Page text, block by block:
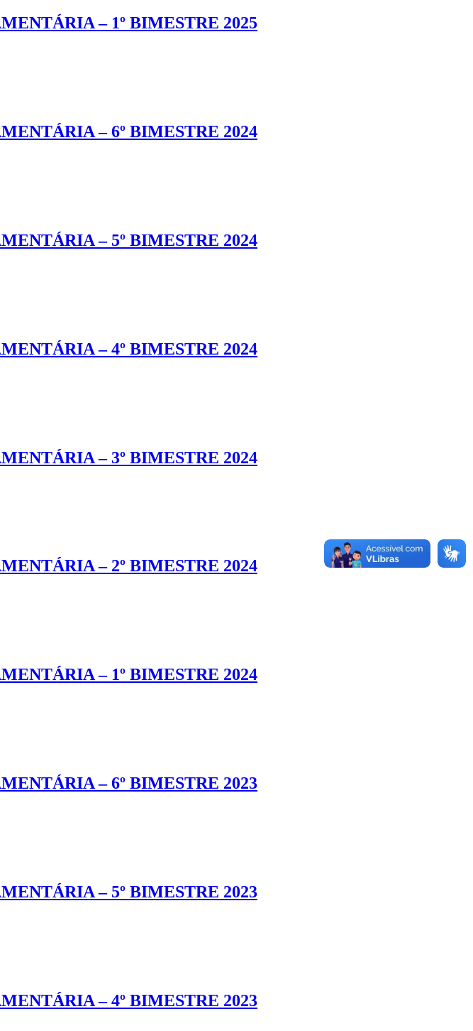
– 1º BIMESTRE 2025
– 6º BIMESTRE 2024
– 5º BIMESTRE 2024
– 4º BIMESTRE 2024
– 3º BIMESTRE 2024
– 2º BIMESTRE 2024
– 1º BIMESTRE 2024
– 6º BIMESTRE 2023
– 5º BIMESTRE 2023
– 4º BIMESTRE 2023